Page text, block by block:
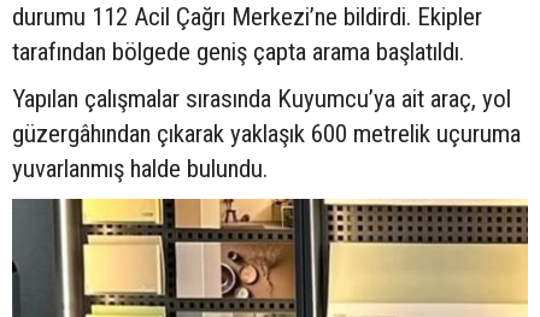
durumu 112 Acil Çağrı Merkezi’ne bildirdi. Ekipler
tarafından bölgede geniş çapta arama başlatıldı.
Yapılan çalışmalar sırasında Kuyumcu’ya ait araç, yol
güzergâhından çıkarak yaklaşık 600 metrelik uçuruma
yuvarlanmış halde bulundu.